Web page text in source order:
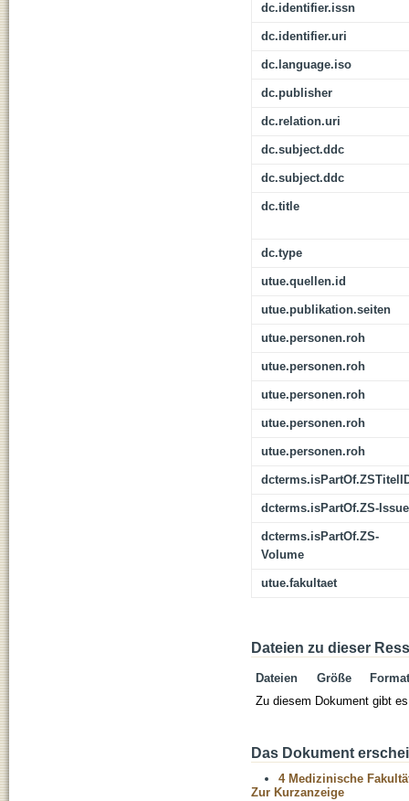
dc.identifier.issn
dc.identifier.uri
dc.language.iso
dc.publisher
dc.relation.uri
dc.subject.ddc
dc.subject.ddc
dc.title
dc.type
utue.quellen.id
utue.publikation.seiten
utue.personen.roh
utue.personen.roh
utue.personen.roh
utue.personen.roh
utue.personen.roh
dcterms.isPartOf.ZS-Issue
dcterms.isPartOf.ZS-
Volume
utue.fakultaet
Dateien zu dieser
Dateien Größe
Format
Zu diesem Dokument gibt
Das Dokument
4 Medizinische
Zur Kurzanzeige